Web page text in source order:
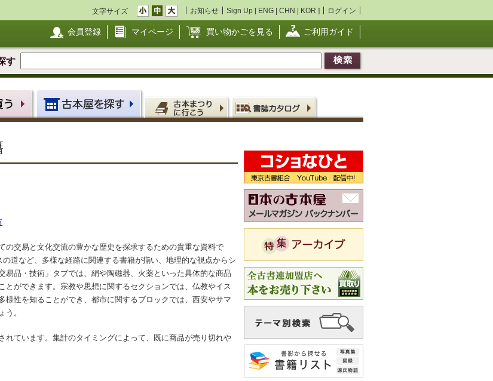
文字サイズ お知らせ Sign Up [ ENG | CHN | KOR ] ログイン
会員登録 マイページ 買い物かごを見る ご利用ガイド
す
の交易と文化交流の豊かな歴史を探求するための貴重な資料で
道など、多様な経路に関連する書籍が揃い、地理的な視点からシ
易品・技術」タブでは、絹や陶磁器、火薬といった具体的な商品
とができます。宗教や思想に関するセクションでは、仏教やイス
様性を知ることができ、都市に関するブロックでは、西安やサマ
う。
ています。集計のタイミングによって、既に商品が売り切れや